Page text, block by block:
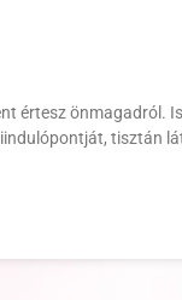
értesz önmagadról.
tisztán